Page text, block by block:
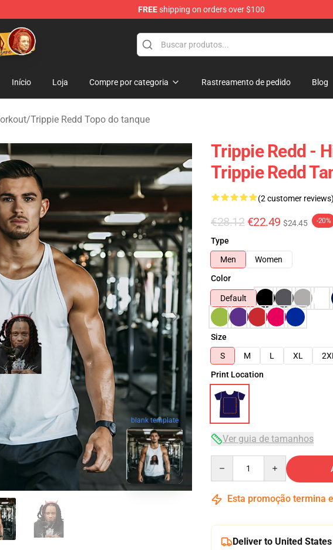
FREEshipping on orders over $100
Merchandise Shop
Início Loja Compre por categoria Rastreamento de pedido Blog
/Trippie Redd Topo do tanque
blank template
Trippie Redd -
Trippie Redd
(2 customer reviews)
€28.12 €22.49 $24.45 -20%
Type
Men
Women
Color
Default
Size
S
M L XL 2XL
Print Location
Ver guia de tamanhos
Esta promoção termina
Deliver to United States